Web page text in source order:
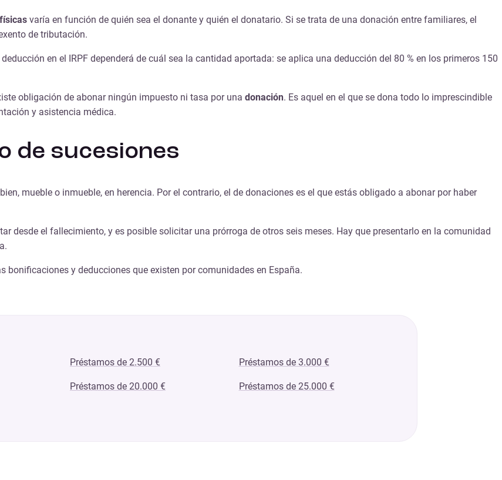
varía en función de quién sea el donante y quién el donatario. Si se trata de una donación entre familiares, el
de tributación.
deducción en el IRPF dependerá de cuál sea la cantidad aportada: se aplica una deducción del 80 % en los primeros 150
obligación de abonar ningún impuesto ni tasa por una donación. Es aquel en el que se dona todo lo imprescindible
y asistencia médica.
de sucesiones
mueble o inmueble, en herencia. Por el contrario, el de donaciones es el que estás obligado a abonar por haber
desde el fallecimiento, y es posible solicitar una prórroga de otros seis meses. Hay que presentarlo en la comunidad
bonificaciones y deducciones que existen por comunidades en España.
Préstamos de 2.500 € Préstamos de 3.000 €
Préstamos de 20.000 € Préstamos de 25.000 €